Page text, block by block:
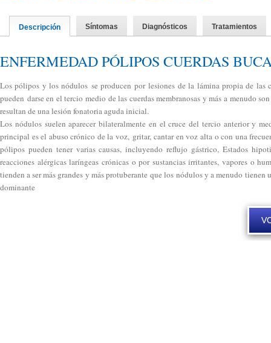
Descripción Síntomas Diagnósticos Tratamientos
ENFERMEDAD PÓLIPOS CUERDAS
Los pólipos y los nódulos se producen por lesiones de la lámina propia de las
pueden darse en el tercio medio de las cuerdas membranosas y más a menudo
resultan de una lesión fonatoria aguda inicial.
Los nódulos suelen aparecer bilateralmente en el cruce del tercio anterior y
principal es el abuso crónico de la voz, gritar, cantar en voz alta o con una
pólipos pueden tener varias causas, incluyendo reflujo gástrico, Estados
reacciones alérgicas laríngeas crónicas o por sustancias irritantes, vapores o
tienden a ser más grandes y más protuberante que los nódulos y a menudo tienen
dominante